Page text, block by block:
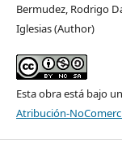
Bermudez, Rodrigo
Iglesias (Author)
Esta obra está bajo
Atribución-